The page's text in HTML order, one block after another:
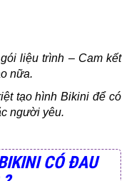
liệu trình – Cam kết
nữa.
tạo hình Bikini để có
người yêu.
CÓ ĐAU